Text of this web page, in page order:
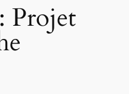
Projet